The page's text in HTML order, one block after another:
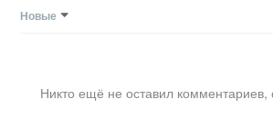
Новые
Никто ещё не оставил комментариев,